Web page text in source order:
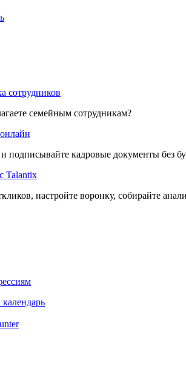
сотрудников
семейным сотрудникам?
подписывайте кадровые документы без
Talantix
настройте воронку, собирайте